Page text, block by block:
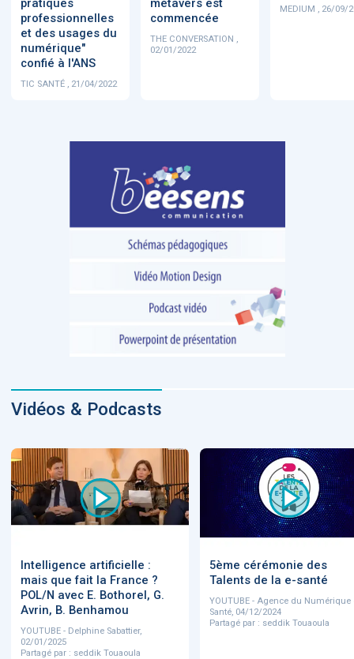
pratiques
professionnelles
et des usages du
numérique"
confié à l'ANS
TIC SANTÉ , 21/04/2022
métavers est
commencée
THE CONVERSATION ,
02/01/2022
MEDIUM , 26/09/
Vidéos & Podcasts
Intelligence artificielle :
mais que fait la France ?
POL/N avec E. Bothorel, G.
Avrin, B. Benhamou
YOUTUBE - Delphine Sabattier,
02/01/2025
Partagé par : seddik Touaoula
5ème cérémonie des
Talents de la e-santé
YOUTUBE - Agence du Numérique
Santé, 04/12/2024
Partagé par : seddik Touaoula